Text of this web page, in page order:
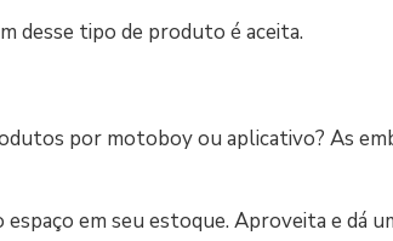
desse tipo de produto é aceita.
por motoboy ou aplicativo? As
em seu estoque. Aproveita e dá